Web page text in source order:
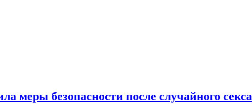
меры безопасности после случайного секса